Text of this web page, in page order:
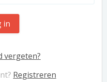
in
vergeten?
Registreren